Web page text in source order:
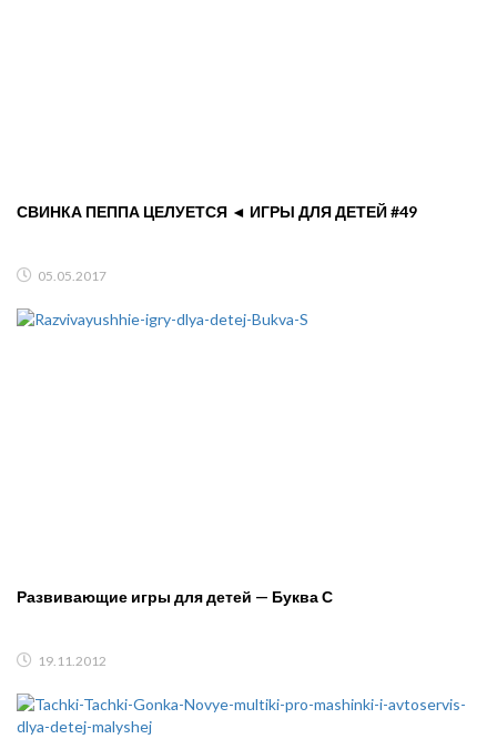
СВИНКА ПЕППА ЦЕЛУЕТСЯ ◄ ИГРЫ ДЛЯ ДЕТЕЙ #49
05.05.2017
Развивающие игры для детей — Буква С
19.11.2012